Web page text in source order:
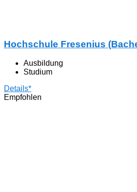
Hochschule Fresenius
Ausbildung
Studium
Details*
Empfohlen